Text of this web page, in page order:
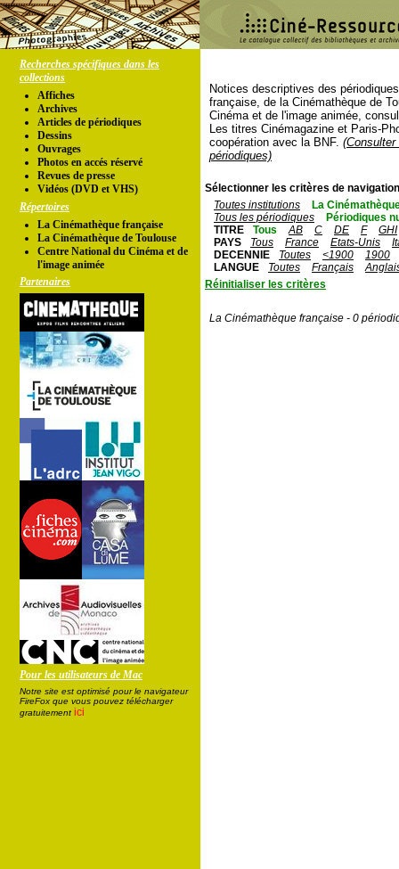
Recherches spécifiques dans les
collections
Affiches
Archives
Articles de périodiques
Dessins
Ouvrages
Photos en accés réservé
Revues de presse
Vidéos (DVD et VHS)
Répertoires
La Cinémathèque française
La Cinémathèque de Toulouse
Centre National du Cinéma et de
l'image animée
Partenaires
Pour les utilisateurs de Mac
Notre site est optimisé pour le navigateur
FireFox que vous pouvez télécharger
gratuitement ici
Notices descriptives des
française, de la Cinémathèque de
Cinéma et de l'image animée,
Les titres Cinémagazine et Paris-
coopération avec la BNF.
périodiques)
Sélectionner les critères de
Toutes institutions
La
Tous les périodiques
Périodiques
TITRE
Tous AB C DE F
GHI
PAYS
Tous France Etats-Unis
DECENNIE
Toutes <1900
1900
LANGUE
Toutes Français
Réinitialiser les critères
La Cinémathèque française - 0